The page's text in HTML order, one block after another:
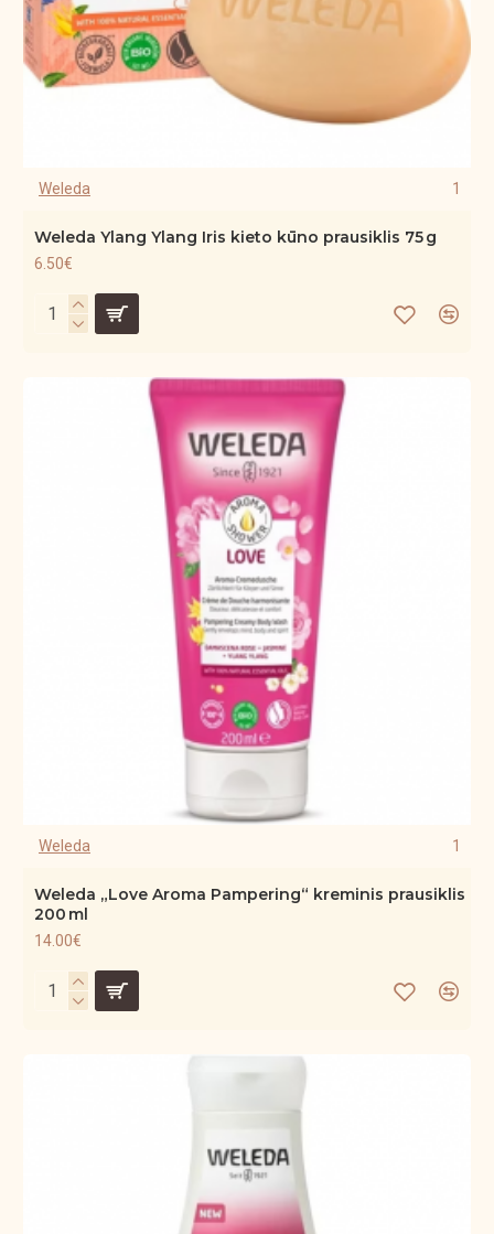
Weleda 1
Weleda Ylang Ylang Iris kieto kūno prausiklis 75 g
6.50€
Weleda 1
Weleda „Love Aroma Pampering“ kreminis prausiklis
200 ml
14.00€